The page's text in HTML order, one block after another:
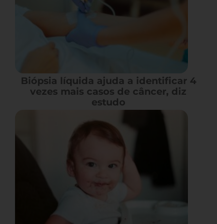
Biópsia líquida ajuda a identificar 4
vezes mais casos de câncer, diz
estudo